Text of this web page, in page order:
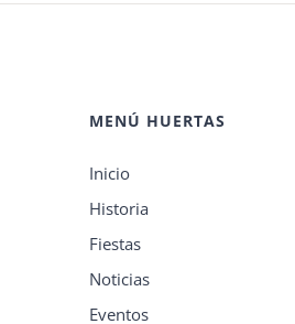
MENÚ HUERTAS
Inicio
Historia
Fiestas
Noticias
Eventos